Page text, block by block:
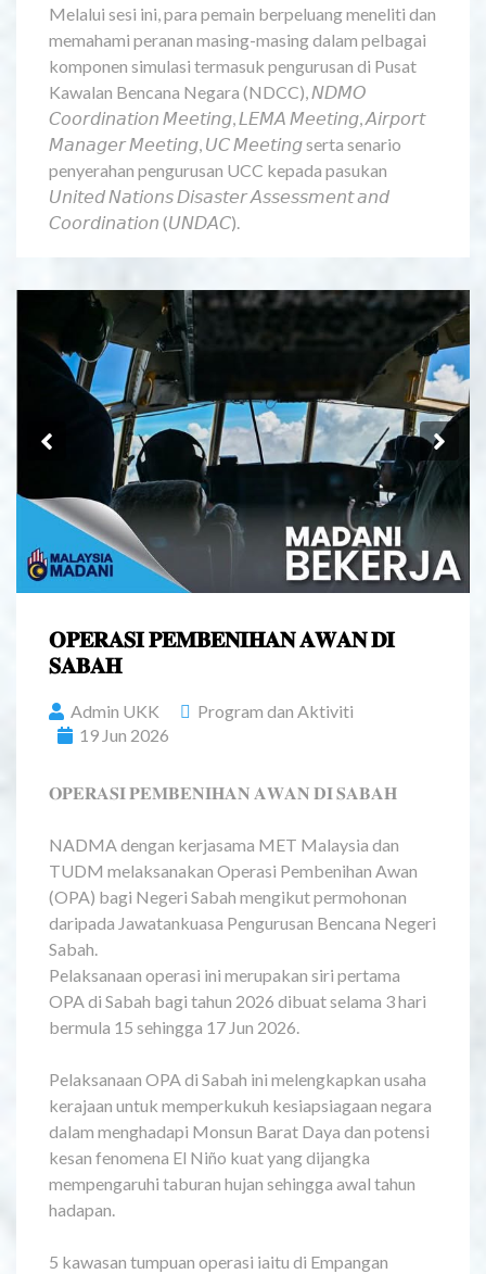
Melalui sesi ini, para pemain berpeluang meneliti dan
memahami peranan masing-masing dalam pelbagai
komponen simulasi termasuk pengurusan di Pusat
Kawalan Bencana Negara (NDCC), 𝘕𝘋𝘔𝘖
𝘊𝘰𝘰𝘳𝘥𝘪𝘯𝘢𝘵𝘪𝘰𝘯 𝘔𝘦𝘦𝘵𝘪𝘯𝘨, 𝘓𝘌𝘔𝘈 𝘔𝘦𝘦𝘵𝘪𝘯𝘨, 𝘈𝘪𝘳𝘱𝘰𝘳𝘵
𝘔𝘢𝘯𝘢𝘨𝘦𝘳 𝘔𝘦𝘦𝘵𝘪𝘯𝘨, 𝘜𝘊 𝘔𝘦𝘦𝘵𝘪𝘯𝘨 serta senario
penyerahan pengurusan UCC kepada pasukan
𝘜𝘯𝘪𝘵𝘦𝘥 𝘕𝘢𝘵𝘪𝘰𝘯𝘴 𝘋𝘪𝘴𝘢𝘴𝘵𝘦𝘳 𝘈𝘴𝘴𝘦𝘴𝘴𝘮𝘦𝘯𝘵 𝘢𝘯𝘥
𝘊𝘰𝘰𝘳𝘥𝘪𝘯𝘢𝘵𝘪𝘰𝘯 (𝘜𝘕𝘋𝘈𝘊).
Previous
𝐎𝐏𝐄𝐑𝐀𝐒𝐈 𝐏𝐄𝐌𝐁𝐄𝐍𝐈𝐇𝐀𝐍 𝐀𝐖𝐀𝐍 𝐃𝐈
𝐒𝐀𝐁𝐀𝐇
Admin UKK
Program dan Aktiviti
19 Jun 2026
𝐎𝐏𝐄𝐑𝐀𝐒𝐈 𝐏𝐄𝐌𝐁𝐄𝐍𝐈𝐇𝐀𝐍 𝐀𝐖𝐀𝐍 𝐃𝐈 𝐒𝐀𝐁𝐀𝐇
NADMA dengan kerjasama MET Malaysia dan
TUDM melaksanakan Operasi Pembenihan Awan
(OPA) bagi Negeri Sabah mengikut permohonan
daripada Jawatankuasa Pengurusan Bencana Negeri
Sabah.
Pelaksanaan operasi ini merupakan siri pertama
OPA di Sabah bagi tahun 2026 dibuat selama 3 hari
bermula 15 sehingga 17 Jun 2026.
Pelaksanaan OPA di Sabah ini melengkapkan usaha
kerajaan untuk memperkukuh kesiapsiagaan negara
dalam menghadapi Monsun Barat Daya dan potensi
kesan fenomena El Niño kuat yang dijangka
mempengaruhi taburan hujan sehingga awal tahun
hadapan.
5 kawasan tumpuan operasi iaitu di Empangan